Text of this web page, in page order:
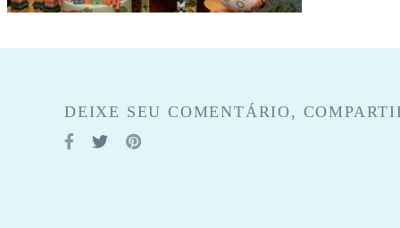
DEIXE SEU COMENTÁRIO,